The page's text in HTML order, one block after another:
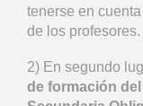
tenerse en
de los profesores.
2) En segundo
de formación